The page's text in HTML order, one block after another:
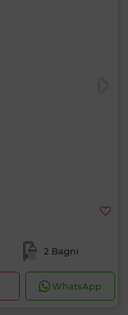
2 Bagni
WhatsApp